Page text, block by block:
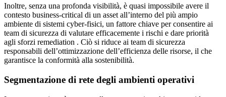
Inoltre, senza una profonda visibilità, è quasi impossibile avere il
contesto business-critical di un asset all’interno del più ampio
ambiente di sistemi cyber-fisici, un fattore chiave per consentire ai
team di sicurezza di valutare efficacemente i rischi e dare priorità
agli sforzi remediation . Ciò si riduce ai team di sicurezza
responsabili dell’ottimizzazione dell’efficienza delle risorse, il che
garantisce la conformità alla sostenibilità.
Segmentazione di rete degli ambienti operativi